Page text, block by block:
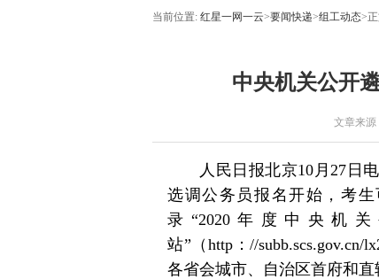
当前位置: 红星一网一云>要闻快递>组工动态>
中央机关公开
文章来
人民日报北京10月27日
选调公务员报名开始，考生
录“2020年度中央机
站”（http：//
各省会城市、自治区首府和直